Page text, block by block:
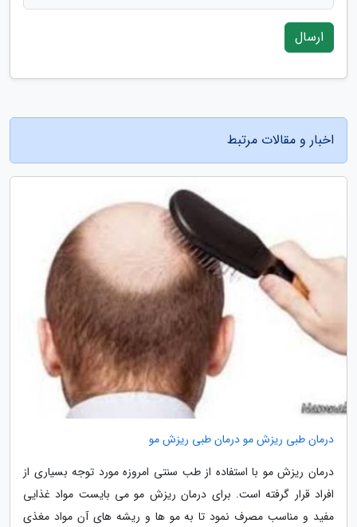
ارسال
اخبار و مقالات مرتبط
درمان طبی ریزش مو درمان طبی ریزش مو
درمان ریزش مو با استفاده از طب سنتی امروزه مورد توجه بسیاری از
افراد قرار گرفته است. برای درمان ریزش مو می بایست مواد غذایی
مفید و مناسب مصرف نمود تا به مو ها و ریشه های آن مواد مغذی